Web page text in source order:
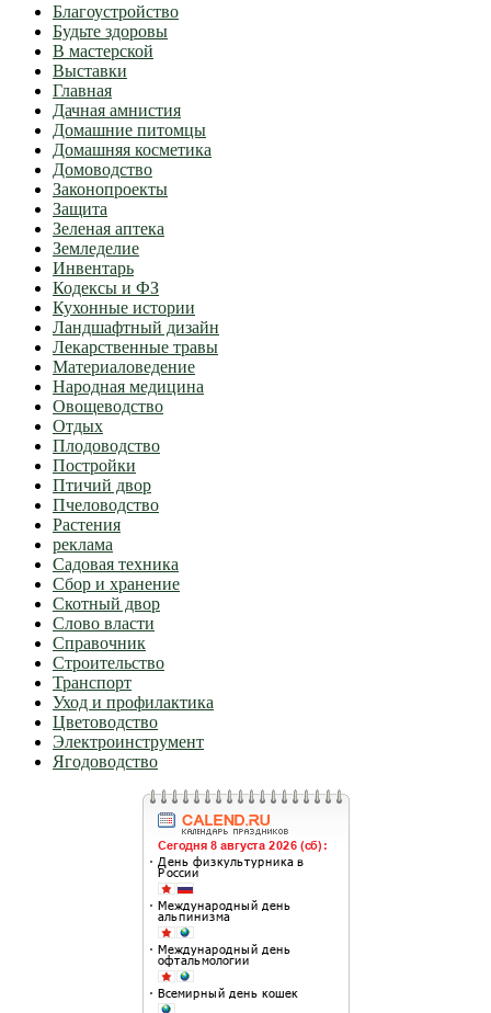
Благоустройство
Будьте здоровы
В мастерской
Выставки
Главная
Дачная амнистия
Домашние питомцы
Домашняя косметика
Домоводство
Законопроекты
Защита
Зеленая аптека
Земледелие
Инвентарь
Кодексы и ФЗ
Кухонные истории
Ландшафтный дизайн
Лекарственные травы
Материаловедение
Народная медицина
Овощеводство
Отдых
Плодоводство
Постройки
Птичий двор
Пчеловодство
Растения
реклама
Садовая техника
Сбор и хранение
Скотный двор
Слово власти
Справочник
Строительство
Транспорт
Уход и профилактика
Цветоводство
Электроинструмент
Ягодоводство